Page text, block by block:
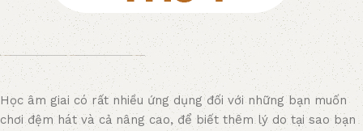
Học âm giai có rất nhiều ứng dụng đối với những bạn muốn
chơi đệm hát và cả nâng cao, để biết thêm lý do tại sao bạn